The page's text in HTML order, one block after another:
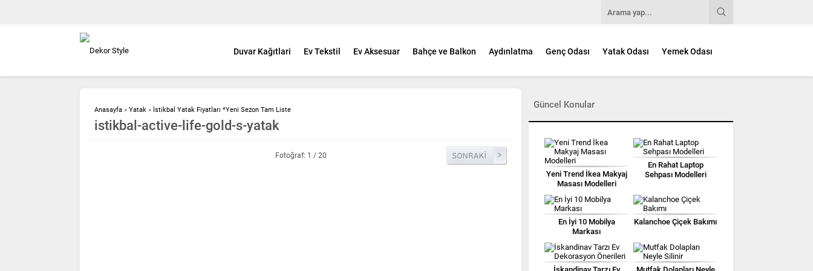
Duvar Kağıtlari Ev Tekstil Ev Aksesuar Bahçe ve Balkon Aydınlatma Genç Odası Yatak Odası Yemek Odası
Anasayfa » Yatak » İstikbal Yatak Fiyatları *Yeni Sezon Tam Liste
istikbal-active-life-gold-s-yatak
Fotoğraf: 1 / 20
Güncel Konular
Yeni Trend İkea Makyaj
Masası Modelleri
En Rahat Laptop
Sehpası Modelleri
En İyi 10 Mobilya
Markası
Kalanchoe Çiçek Bakımı